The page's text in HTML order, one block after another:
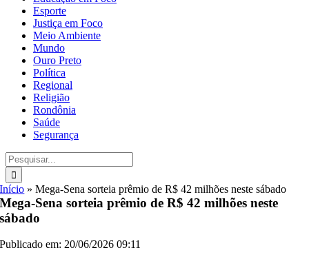
Esporte
Justiça em Foco
Meio Ambiente
Mundo
Ouro Preto
Política
Regional
Religião
Rondônia
Saúde
Segurança
Buscar
resultados
para:
Início »Mega-Sena sorteia prêmio de R$ 42 milhões neste sábado
Mega-Sena sorteia prêmio de R$ 42 milhões neste
sábado
Publicado em: 20/06/2026 09:11